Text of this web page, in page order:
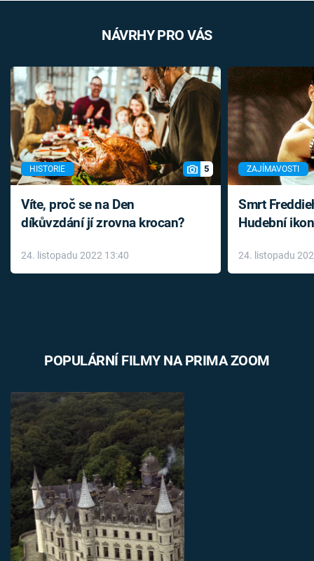
NÁVRHY PRO VÁS
HISTORIE 5
Víte, proč se na Den
díkůvzdání jí zrovna krocan?
24. listopadu 2022 13:40
ZAJÍMAVOSTI
Smrt
Hudební
léky
24. listopadu
POPULÁRNÍ FILMY NA PRIMA ZOOM